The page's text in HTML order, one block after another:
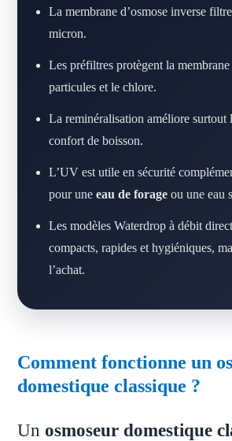
La membrane d’osmose inverse
micron.
Les préfiltres protègent la
particules et le chlore.
La reminéralisation améliore surtout
confort de boisson.
L’UV est utile en sécurité
pour une eau de forage ou une eau
Les modèles Waterdrop à débit
compacts, rapides et hygiéniques,
l’achat.
Comment fonctionne un
domestique classique ?
Un osmoseur domestique